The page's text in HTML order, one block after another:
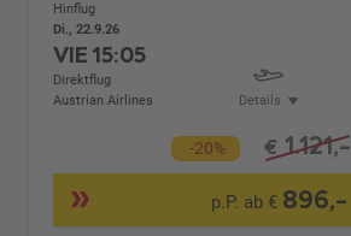
Hinflug
Di., 22.9.26
VIE15:05
Direktflug
Austrian Airlines
Details
-20% € 1.121,-
p.P. ab € 896,-